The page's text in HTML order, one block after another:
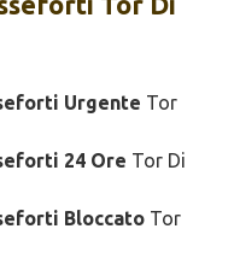
Urgente Tor
24 Ore Tor Di
Bloccato Tor